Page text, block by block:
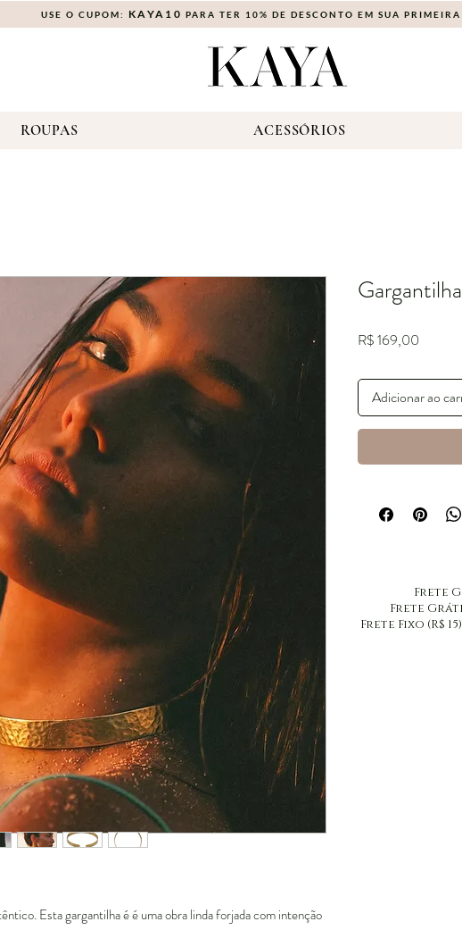
USE O CUPOM: KAYA10 PARA TER 10% DE DESCONTO EM SUA
ROUPAS ACESSÓRIOS
Esta gargantilha é é uma obra linda forjada com intenção
R$ 169,00
Adicionar ao
​Frete
​Frete
Frete Fixo (R$